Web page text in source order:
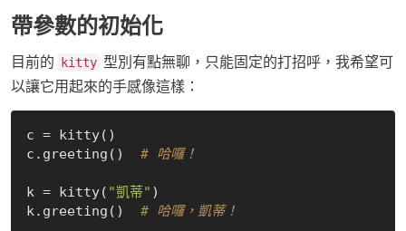
帶參數的初始化
目前的 kitty 型別有點無聊，只能固定的打招呼，我希望可
以讓它用起來的手感像這樣：
c = kitty()
c.greeting() # 哈囉！
k = kitty( "凱蒂" )
k.greeting() # 哈囉，凱蒂！